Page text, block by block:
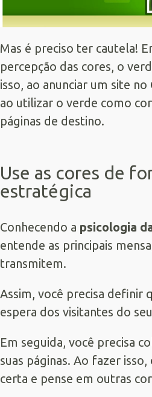
Mas é preciso ter cautela!
percepção das cores, o
isso, ao anunciar um site
ao utilizar o verde como
páginas de destino.
Use as cores de
estratégica
Conhecendo a psicologia
entende as principais
transmitem.
Assim, você precisa definir
espera dos visitantes do
Em seguida, você precisa
suas páginas. Ao fazer
certa e pense em outras